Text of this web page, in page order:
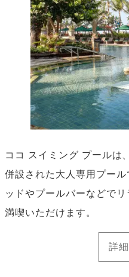
ココ スイミング プールは
併設された大人専用プー
ッドやプールバーなどで
満喫いただけます。
詳